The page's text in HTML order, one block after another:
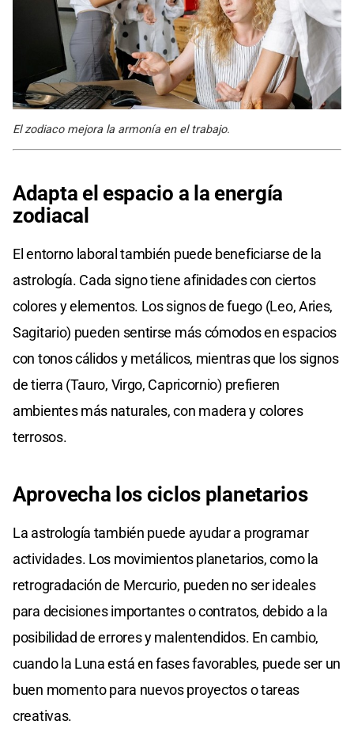
El zodiaco mejora la armonía en el trabajo.
Adapta el espacio a la energía
zodiacal
El entorno laboral también puede beneficiarse de la
astrología. Cada signo tiene afinidades con ciertos
colores y elementos. Los signos de fuego (Leo, Aries,
Sagitario) pueden sentirse más cómodos en espacios
con tonos cálidos y metálicos, mientras que los signos
de tierra (Tauro, Virgo, Capricornio) prefieren
ambientes más naturales, con madera y colores
terrosos.
Aprovecha los ciclos planetarios
La astrología también puede ayudar a programar
actividades. Los movimientos planetarios, como la
retrogradación de Mercurio, pueden no ser ideales
para decisiones importantes o contratos, debido a la
posibilidad de errores y malentendidos. En cambio,
cuando la Luna está en fases favorables, puede ser un
buen momento para nuevos proyectos o tareas
creativas.